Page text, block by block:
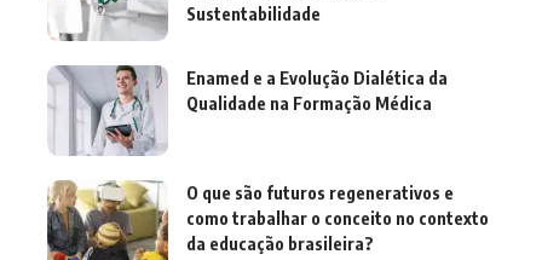
Sustentabilidade
Enamed e a Evolução Dialética da
Qualidade na Formação Médica
O que são futuros regenerativos e
como trabalhar o conceito no contexto
da educação brasileira?